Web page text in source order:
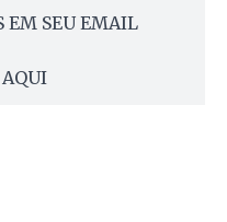
EM SEU EMAIL